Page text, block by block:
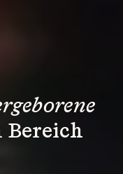
Bereich